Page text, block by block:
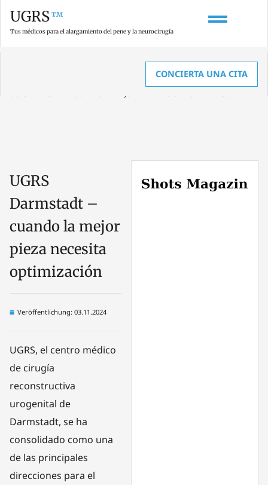
UGRS™
Tus médicos para el alargamiento del pene y la neurocirugía
CONCIERTA UNA CITA
REPORTAJES Y ENTREVISTAS SOBRE AGRANDAMIENTO DE PENE»
UGRS
Darmstadt –
cuando la mejor
pieza necesita
optimización
Veröffentlichung: 03.11.2024
UGRS, el centro médico
de cirugía
reconstructiva
urogenital de
Darmstadt, se ha
consolidado como una
de las principales
direcciones para el